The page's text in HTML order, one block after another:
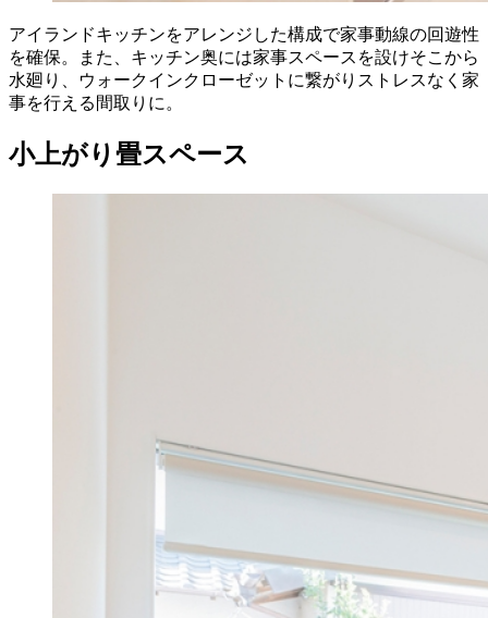
アイランドキッチンをアレンジした構成で家事動線の回遊性
を確保。また、キッチン奥には家事スペースを設けそこから
水廻り、ウォークインクローゼットに繋がりストレスなく家
事を行える間取りに。
小上がり畳スペース